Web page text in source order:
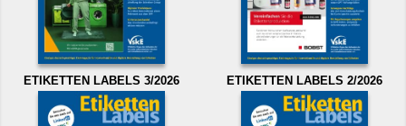
ETIKETTEN LABELS 3/2026 ETIKETTEN LABELS 2/2026